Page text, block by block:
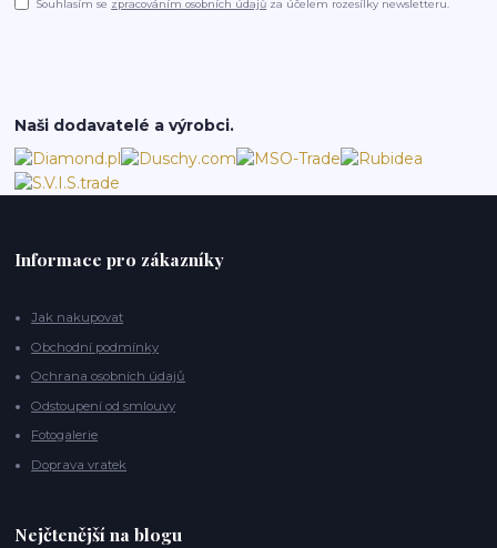
Souhlasím se zpracováním osobních údajů za účelem rozesílky newsletteru.
Naši dodavatelé a výrobci.
Informace pro zákazníky
Jak nakupovat
Obchodní podmínky
Ochrana osobních údajů
Odstoupení od smlouvy
Fotogalerie
Doprava vratek
Nejčtenější na blogu